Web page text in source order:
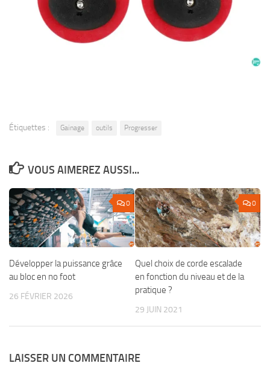
Étiquettes : Gainage outils Progresser
VOUS AIMEREZ AUSSI...
0
Développer la puissance grâce
au bloc en no foot
26 FÉVRIER 2026
0
Quel choix de corde escalade
en fonction du niveau et de la
pratique ?
29 JUIN 2021
LAISSER UN COMMENTAIRE